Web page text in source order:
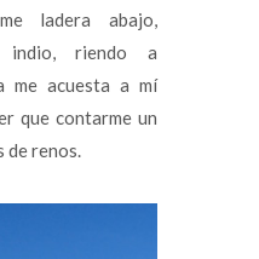
ladera abajo,
indio, riendo a
me acuesta a mí
que contarme un
de renos.